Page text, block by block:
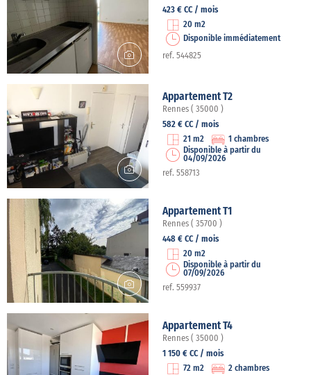
423 € CC / mois
20 m2
Disponible immédiatement
ref. 544825
Appartement T2
Rennes ( 35000 )
582 € CC / mois
21 m2
1 chambres
Disponible à partir du
04/09/2026
ref. 558713
Appartement T1
Rennes ( 35700 )
448 € CC / mois
20 m2
Disponible à partir du
07/09/2026
ref. 559937
Appartement T4
Rennes ( 35000 )
1 150 € CC / mois
72 m2
2 chambres